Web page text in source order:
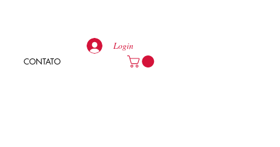
CONTATO
Login